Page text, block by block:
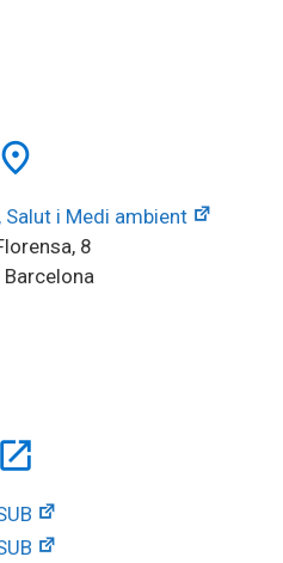
place
i Medi ambient
8
open_in_new